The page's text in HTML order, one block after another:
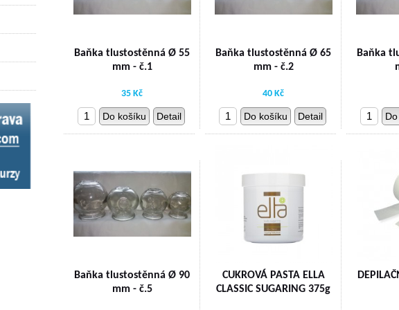
Baňka tlustostěnná Ø 55
mm - č.1
35 Kč
Do košíku Detail
Baňka tlustostěnná Ø 65
mm - č.2
40 Kč
Do košíku Detail
Baňka
Baňka tlustostěnná Ø 90
mm - č.5
CUKROVÁ PASTA ELLA
CLASSIC SUGARING 375g